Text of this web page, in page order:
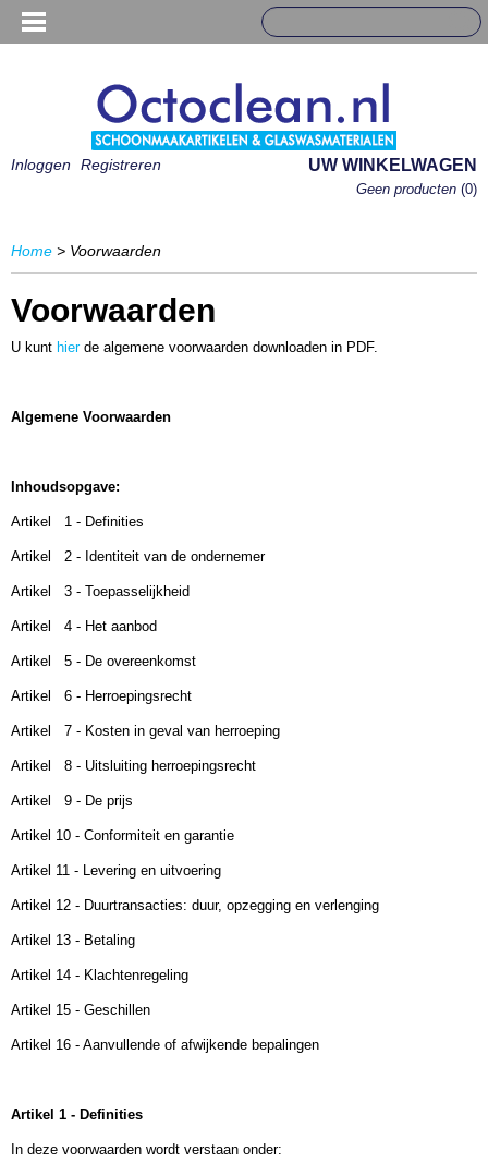
Inloggen Registreren UW WINKELWAGEN
Geen producten (0)
Home > Voorwaarden
Voorwaarden
U kunt hierde algemene voorwaarden downloaden in PDF.
Algemene Voorwaarden
Inhoudsopgave:
Artikel 1 - Definities
Artikel 2 - Identiteit van de ondernemer
Artikel 3 - Toepasselijkheid
Artikel 4 - Het aanbod
Artikel 5 - De overeenkomst
Artikel 6 - Herroepingsrecht
Artikel 7 - Kosten in geval van herroeping
Artikel 8 - Uitsluiting herroepingsrecht
Artikel 9 - De prijs
Artikel 10 - Conformiteit en garantie
Artikel 11 - Levering en uitvoering
Artikel 12 - Duurtransacties: duur, opzegging en verlenging
Artikel 13 - Betaling
Artikel 14 - Klachtenregeling
Artikel 15 - Geschillen
Artikel 16 - Aanvullende of afwijkende bepalingen
Artikel 1 - Definities
In deze voorwaarden wordt verstaan onder: